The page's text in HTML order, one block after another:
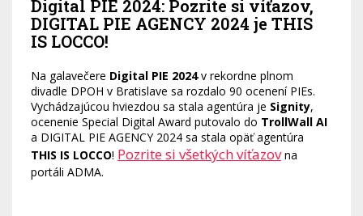
Digital PIE 2024: Pozrite si víťazov,
DIGITAL PIE AGENCY 2024 je THIS
IS LOCCO!
Na galavečere Digital PIE 2024v rekordne plnom
divadle DPOH v Bratislave sa rozdalo 90 ocenení PIEs.
Vychádzajúcou hviezdou sa stala agentúra je Signity,
ocenenie Special Digital Award putovalo do TrollWall AI
a DIGITAL PIE AGENCY 2024 sa stala opäť agentúra
THIS IS LOCCO! Pozrite si všetkých víťazovna
portáli ADMA.